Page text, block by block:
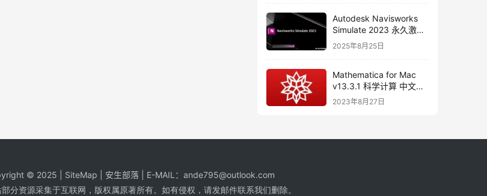
Autodesk Navisworks
Simulate 2023 永久激活
破解版下载
2025年8月25日
Mathematica for Mac
v13.3.1 科学计算 中文破
解版下载
2023年8月27日
© 2025 | SiteMap | 安生部落 | E-MAIL： ande795@outlook.com
分资源采集于互联网，版权属原著所有。如有侵权，请发邮件联系我们删除。